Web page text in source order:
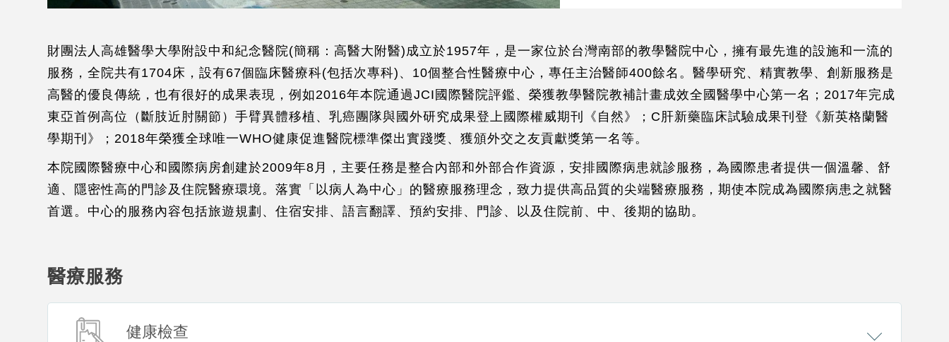
醫策會疾病照護品質認證
語言翻譯：英文 / 印尼文 /泰文 /日文
生活服務：代辦簽證 /交通安排 /住宿安排 /
旅遊安排
友善支付：
(VISA,MasterCard,JCB,UnionPay中國銀
聯)
財團法人高雄醫學大學附設中和紀念醫院(簡稱：高醫大附醫)成立於1957年，是一家位於台灣南部的教學醫院中心，擁有最先進的設施和一流的
服務，全院共有1704床，設有67個臨床醫療科(包括次專科)、10個整合性醫療中心，專任主治醫師400餘名。醫學研究、精實教學、創新服務是
高醫的優良傳統，也有很好的成果表現，例如2016年本院通過JCI國際醫院評鑑、榮獲教學醫院教補計畫成效全國醫學中心第一名；2017年完成
東亞首例高位（斷肢近肘關節）手臂異體移植、乳癌團隊與國外研究成果登上國際權威期刊《自然》；C肝新藥臨床試驗成果刊登《新英格蘭醫
學期刊》；2018年榮獲全球唯一WHO健康促進醫院標準傑出實踐獎、獲頒外交之友貢獻獎第一名等。
本院國際醫療中心和國際病房創建於2009年8月，主要任務是整合內部和外部合作資源，安排國際病患就診服務，為國際患者提供一個溫馨、舒
適、隱密性高的門診及住院醫療環境。落實「以病人為中心」的醫療服務理念，致力提供高品質的尖端醫療服務，期使本院成為國際病患之就醫
首選。中心的服務內容包括旅遊規劃、住宿安排、語言翻譯、預約安排、門診、以及住院前、中、後期的協助。
醫療服務
健康檢查